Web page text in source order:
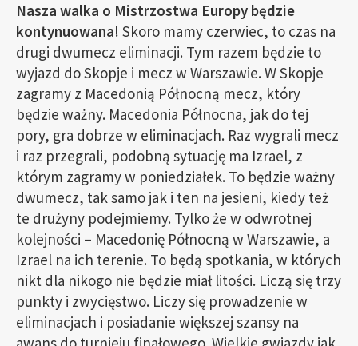
Nasza walka o Mistrzostwa Europy będzie
kontynuowana! Skoro mamy czerwiec, to czas na
drugi dwumecz eliminacji. Tym razem będzie to
wyjazd do Skopje i mecz w Warszawie. W Skopje
zagramy z Macedonią Północną mecz, który
będzie ważny. Macedonia Północna, jak do tej
pory, gra dobrze w eliminacjach. Raz wygrali mecz
i raz przegrali, podobną sytuację ma Izrael, z
którym zagramy w poniedziałek. To będzie ważny
dwumecz, tak samo jak i ten na jesieni, kiedy też
te drużyny podejmiemy. Tylko że w odwrotnej
kolejności – Macedonię Północną w Warszawie, a
Izrael na ich terenie. To będą spotkania, w których
nikt dla nikogo nie będzie miał litości. Liczą się trzy
punkty i zwycięstwo. Liczy się prowadzenie w
eliminacjach i posiadanie większej szansy na